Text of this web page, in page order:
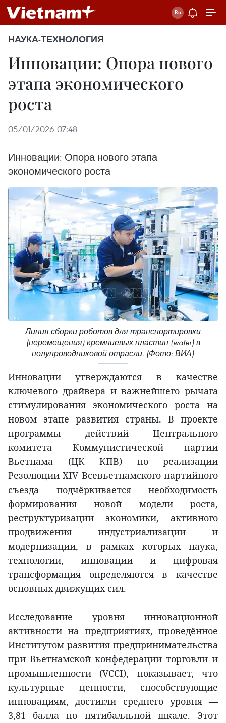
НАУКА-ТЕХНОЛОГИЯ
Инновации: Опора нового
этапа экономического
роста
05/01/2026 07:48
Инновации: Опора нового этапа
экономического роста
Линия сборки роботов для транспортировки
(перемещения) кремниевых пластин (wafer) в
полупроводниковой отрасли. (Фото: ВИА)
Инновации утверждаются в качестве
ключевого драйвера и важнейшего рычага
стимулирования экономического роста на
новом этапе развития страны. В проекте
программы действий Центрального
комитета Коммунистической партии
Вьетнама (ЦК КПВ) по реализации
Резолюции XIV Всевьетнамского партийного
съезда подчёркивается необходимость
формирования новой модели роста,
реструктуризации экономики, активного
продвижения индустриализации и
модернизации, в рамках которых наука,
технологии, инновации и цифровая
трансформация определяются в качестве
основных движущих сил.
Исследование уровня инновационной
активности на предприятиях, проведённое
Институтом развития предпринимательства
при Вьетнамской конфедерации торговли и
промышленности (VCCI), показывает, что
культурные ценности, способствующие
инновациям, достигли среднего уровня —
3,81 балла по пятибалльной шкале. Этот